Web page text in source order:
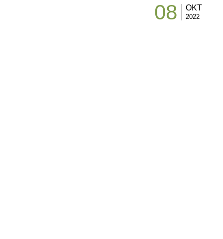
08 OKT
2022